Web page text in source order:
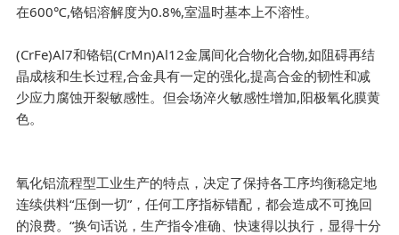
在600℃,铬铝溶解度为0.8%,室温时基本上不溶性。
(CrFe)Al7和铬铝(CrMn)Al12金属间化合物化合物,如阻碍再结
晶成核和生长过程,合金具有一定的强化,提高合金的韧性和减
少应力腐蚀开裂敏感性。但会场淬火敏感性增加,阳极氧化膜黄
色。
氧化铝流程型工业生产的特点，决定了保持各工序均衡稳定地
连续供料“压倒一切”，任何工序指标错配，都会造成不可挽回
的浪费。“换句话说，生产指令准确、快速得以执行，显得十分